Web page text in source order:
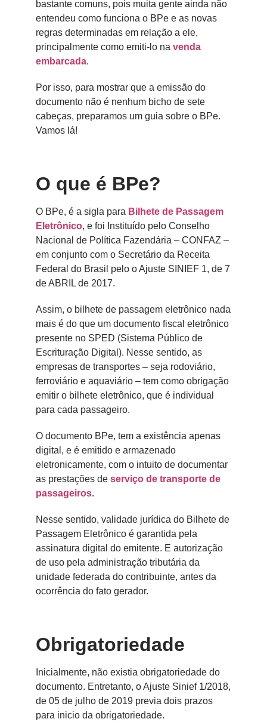
bastante comuns, pois muita gente ainda não
entendeu como funciona o BPe e as novas
regras determinadas em relação a ele,
principalmente como emiti-lo na venda
embarcada.
Por isso, para mostrar que a emissão do
documento não é nenhum bicho de sete
cabeças, preparamos um guia sobre o BPe.
Vamos lá!
O que é BPe?
O BPe, é a sigla para Bilhete de Passagem
Eletrônico, e foi Instituído pelo Conselho
Nacional de Política Fazendária – CONFAZ –
em conjunto com o Secretário da Receita
Federal do Brasil pelo o Ajuste SINIEF 1, de 7
de ABRIL de 2017.
Assim, o bilhete de passagem eletrônico nada
mais é do que um documento fiscal eletrônico
presente no SPED (Sistema Público de
Escrituração Digital). Nesse sentido, as
empresas de transportes – seja rodoviário,
ferroviário e aquaviário – tem como obrigação
emitir o bilhete eletrônico, que é individual
para cada passageiro.
O documento BPe, tem a existência apenas
digital, e é emitido e armazenado
eletronicamente, com o intuito de documentar
as prestações de serviço de transporte de
passageiros.
Nesse sentido, validade jurídica do Bilhete de
Passagem Eletrônico é garantida pela
assinatura digital do emitente. E autorização
de uso pela administração tributária da
unidade federada do contribuinte, antes da
ocorrência do fato gerador.
Obrigatoriedade
Inicialmente, não existia obrigatoriedade do
documento. Entretanto, o Ajuste Sinief 1/2018,
de 05 de julho de 2019 previa dois prazos
para inicio da obrigatoriedade.